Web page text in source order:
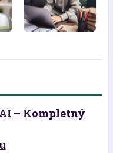
– Kompletný